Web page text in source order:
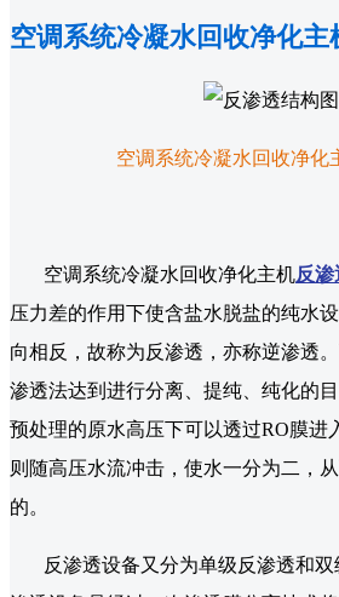
空调系统冷凝水回收净化主
空调系统冷凝水回收净化
空调系统冷凝水回收净化主机反
压力差的作用下使含盐水脱盐的纯水
向相反，故称为反渗透，亦称逆渗透
渗透法达到进行分离、提纯、纯化的
预处理的原水高压下可以透过RO膜进
则随高压水流冲击，使水一分为二，
的。
反渗透设备又分为单级反渗透和双